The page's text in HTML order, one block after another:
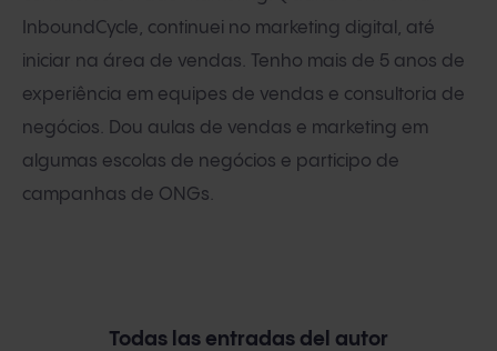
InboundCycle, continuei no marketing digital, até
iniciar na área de vendas. Tenho mais de 5 anos de
experiência em equipes de vendas e consultoria de
negócios. Dou aulas de vendas e marketing em
algumas escolas de negócios e participo de
campanhas de ONGs.
Todas las entradas del autor